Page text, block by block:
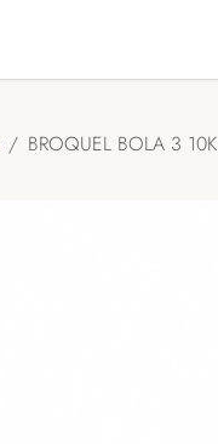
BROQUEL BOLA 3 10K